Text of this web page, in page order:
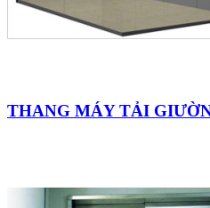
THANG MÁY TẢI